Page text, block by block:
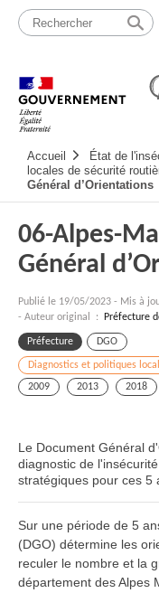
Passer
contenu
principale
Accueil État de
locales de sécurité
Général d’Orientations
06-Alpes-
Général
Publié le 19/05/2023 - Mis à
- Auteur original :
Préfecture
Préfecture DGO
Diagnostics et politiques
2009
2013 2018
Le Document Général
diagnostic de
stratégiques pour ces 5
Sur une période de 5
(DGO) détermine les
reculer le nombre et la
département des Alpes